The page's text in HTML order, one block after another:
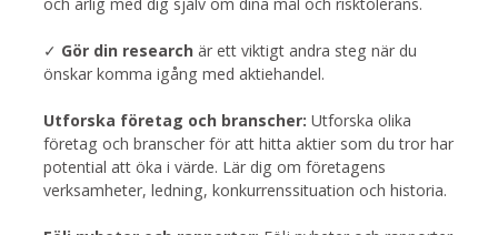
✓ Gör din research är ett viktigt andra steg när du
önskar komma igång med aktiehandel.
Utforska företag och branscher: Utforska olika
företag och branscher för att hitta aktier som du tror har
potential att öka i värde. Lär dig om företagens
verksamheter, ledning, konkurrenssituation och historia.